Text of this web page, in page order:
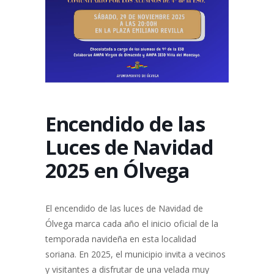
Encendido de las
Luces de Navidad
2025 en Ólvega
El encendido de las luces de Navidad de
Ólvega marca cada año el inicio oficial de la
temporada navideña en esta localidad
soriana. En 2025, el municipio invita a vecinos
y visitantes a disfrutar de una velada muy